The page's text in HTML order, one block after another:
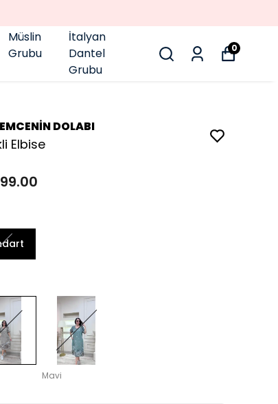
Müslin
Grubu
İtalyan
Dantel
Grubu
0
DOLABI
Elbise
Mavi